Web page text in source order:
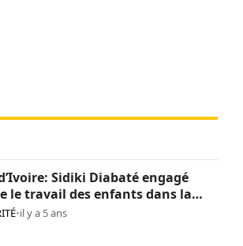
Sidiki Diabaté engagé
le travail des enfants dans la
•il y a 5 ans